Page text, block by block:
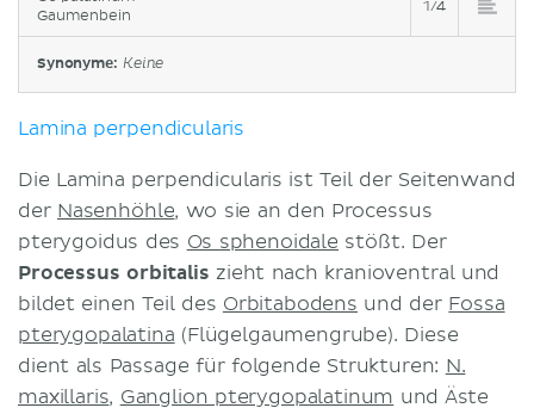
Gaumenbein
1/4
Synonyme: Keine
Lamina perpendicularis
Die Lamina perpendicularis ist Teil der Seitenwand
der Nasenhöhle, wo sie an den Processus
pterygoidus des Os sphenoidale stößt. Der
Processus orbitalis zieht nach kranioventral und
bildet einen Teil des Orbitabodens und der Fossa
pterygopalatina (Flügelgaumengrube). Diese
dient als Passage für folgende Strukturen: N.
maxillaris, Ganglion pterygopalatinum und Äste